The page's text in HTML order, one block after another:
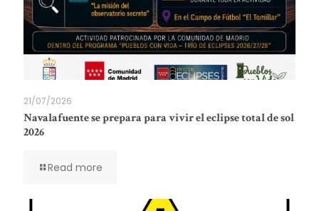
21/07/2026
Navalafuente se prepara para vivir el eclipse total de sol
2026
Read more